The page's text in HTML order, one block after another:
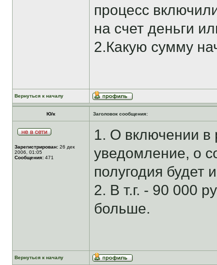
процесс
на счет деньги
2.Какую сумму
Вернуться к началу
Ю/к Заголовок сообщения:
Зарегистрирован: 26 дек
2006, 01:05
Сообщения: 471
1. О включении в
уведомление, о
полугодия
2. В т.г. - 90 000
больше.
Вернуться к началу